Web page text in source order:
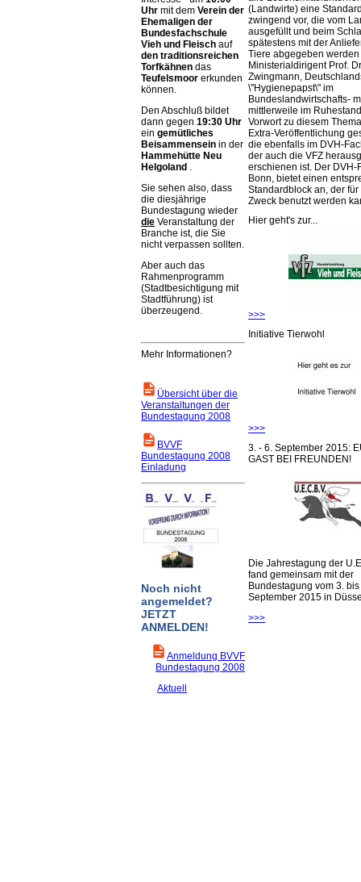
Uhr mit dem Verein der
Ehemaligen der
Bundesfachschule
Vieh und Fleisch auf
den traditionsreichen
Torfkähnen das
Teufelsmoor erkunden
können.
Den Abschluß bildet
dann gegen 19:30 Uhr
ein gemütliches
Beisammensein in der
Hammehütte Neu
Helgoland .
Sie sehen also, dass
die diesjährige
Bundestagung wieder
die Veranstaltung der
Branche ist, die Sie
nicht verpassen sollten.
Aber auch das
Rahmenprogramm
(Stadtbesichtigung mit
Stadtführung) ist
überzeugend.
Mehr Informationen?
Übersicht über die
Veranstaltungen der
Bundestagung 2008
BVVF
Bundestagung 2008
Einladung
Noch nicht
angemeldet?
JETZT
ANMELDEN!
Anmeldung BVVF
Bundestagung 2008
Aktuell
(Landwirte) eine
zwingend vor, die vom
ausgefüllt und beim
spätestens mit der
Tiere abgegeben werden
Ministerialdirigent Prof.
Zwingmann,
\"Hygienepapst\" im
Bundeslandwirtschafts-
mittlerweile im
Vorwort zu diesem
Extra-Veröffentlichung
die ebenfalls im DVH-
der auch die VFZ
erschienen ist. Der DVH-
Bonn, bietet einen
Standardblock an, der
Zweck benutzt werden
Hier geht's zur...
>>>
Initiative Tierwohl
>>>
3. - 6. September 2015:
GAST BEI FREUNDEN!
Die Jahrestagung der
fand gemeinsam mit der
Bundestagung vom 3. bis
September 2015 in
>>>